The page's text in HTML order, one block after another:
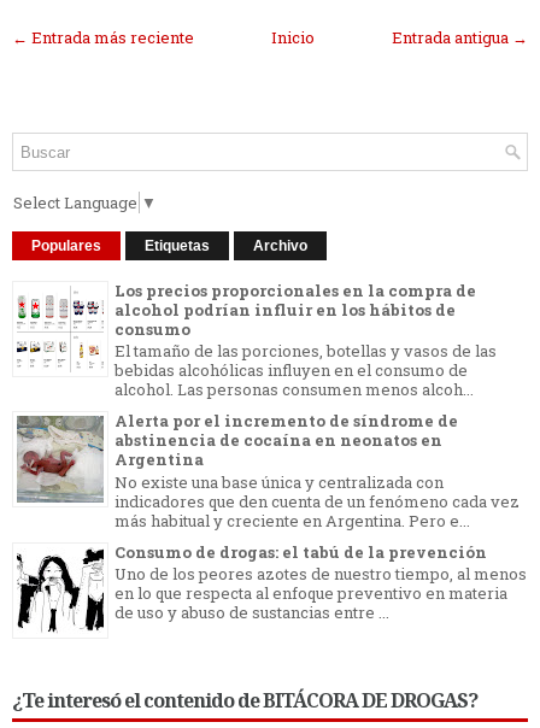
← Entrada más reciente Entrada antigua →
Inicio
Select Language ▼
Populares Etiquetas Archivo
Los precios proporcionales en la compra de
alcohol podrían influir en los hábitos de
consumo
El tamaño de las porciones, botellas y vasos de las
bebidas alcohólicas influyen en el consumo de
alcohol. Las personas consumen menos alcoh...
Alerta por el incremento de síndrome de
abstinencia de cocaína en neonatos en
Argentina
No existe una base única y centralizada con
indicadores que den cuenta de un fenómeno cada vez
más habitual y creciente en Argentina. Pero e...
Consumo de drogas: el tabú de la prevención
Uno de los peores azotes de nuestro tiempo, al menos
en lo que respecta al enfoque preventivo en materia
de uso y abuso de sustancias entre ...
¿Te interesó el contenido de BITÁCORA DE DROGAS?